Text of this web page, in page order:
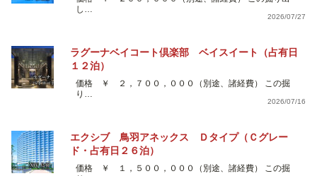
し…
2026/07/27
ラグーナベイコート倶楽部 ベイスイート（占有日
１２泊）
価格 ￥ ２，７００，０００（別途、諸経費） この掘
り…
2026/07/16
エクシブ 鳥羽アネックス Ｄタイプ（Ｃグレー
ド・占有日２６泊）
価格 ￥ １，５００，０００（別途、諸経費） この掘